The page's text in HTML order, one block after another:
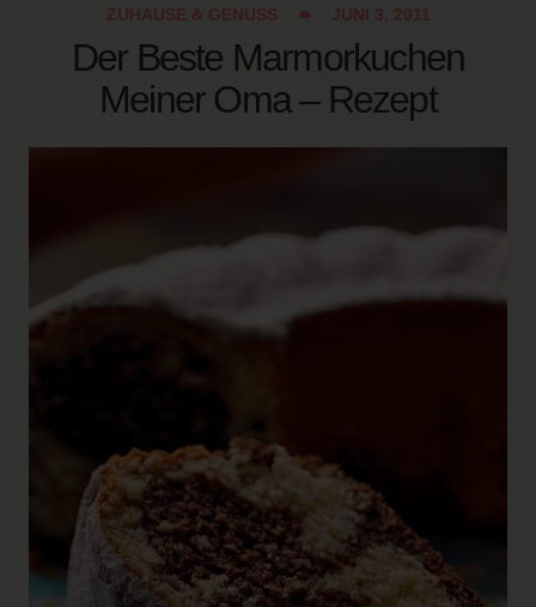
ZUHAUSE & GENUSS JUNI 3, 2011
Der Beste Marmorkuchen
Meiner Oma – Rezept